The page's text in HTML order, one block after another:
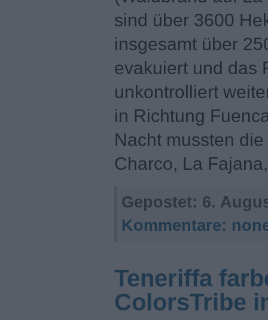
sind über 3600
insgesamt über
evakuiert und das
unkontrolliert
in Richtung
Nacht mussten
Charco, La
Gepostet: 6.
Kommentare:
Teneriffa
ColorsTribe